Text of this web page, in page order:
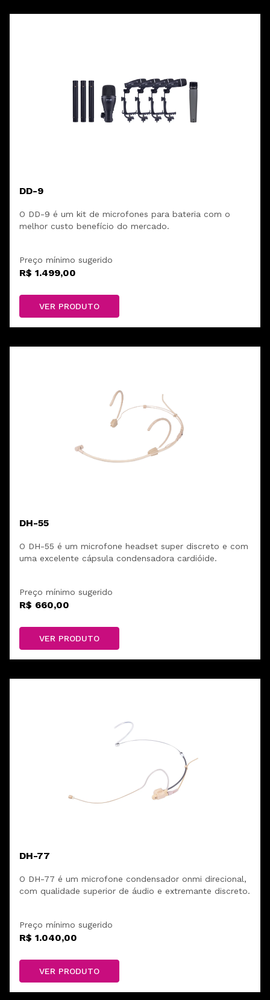
DD-9
O DD-9 é um kit de microfones para bateria com o
melhor custo benefício do mercado.
Preço mínimo sugerido
R$ 1.499,00
VER PRODUTO
DH-55
O DH-55 é um microfone headset super discreto e com
uma excelente cápsula condensadora cardióide.
Preço mínimo sugerido
R$ 660,00
VER PRODUTO
DH-77
O DH-77 é um microfone condensador onmi direcional,
com qualidade superior de áudio e extremante discreto.
Preço mínimo sugerido
R$ 1.040,00
VER PRODUTO